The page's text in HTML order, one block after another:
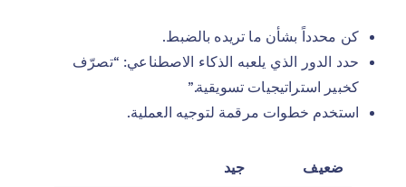
كن محدداً بشأن ما تريده بالضبط.
حدد الدور الذي يلعبه الذكاء الاصطناعي: “تصرّف
كخبير استراتيجيات تسويقية.”
استخدم خطوات مرقمة لتوجيه العملية.
ضعيف جيد